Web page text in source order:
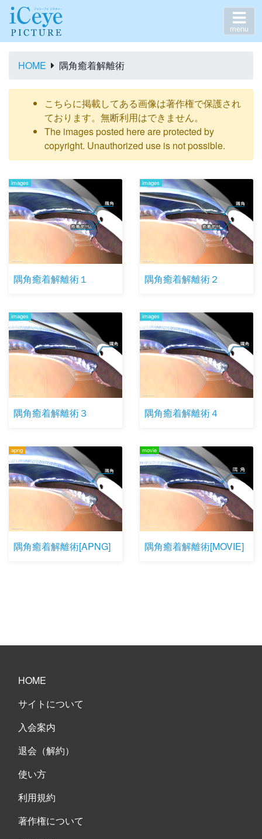
menu
HOME 隅角癒着解離術
こちらに掲載してある画像は著作権で保護され
ております。無断利用はできません。
The images posted here are protected by
copyright. Unauthorized use is not possible.
images
隅角癒着解離術１
images
隅角癒着解離術２
images
隅角癒着解離術３
images
隅角癒着解離術４
apng
隅角癒着解離術[APNG]
movie
隅角癒着解離術[MOVIE]
HOME
サイトについて
入会案内
退会（解約）
使い方
利用規約
著作権について